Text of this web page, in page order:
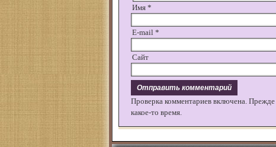
Имя *
E-mail *
Сайт
Проверка комментариев включена.
какое-то время.